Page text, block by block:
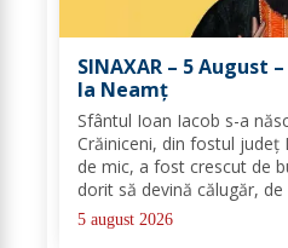
SINAXAR – 5 August
la Neamţ
Sfântul Ioan Iacob s-a
Crăiniceni, din fostul
de mic, a fost crescut de
dorit să devină călugăr,
ani, și-a îndreptat pașii
aprilie 1936, rasoforul...
5 august 2026